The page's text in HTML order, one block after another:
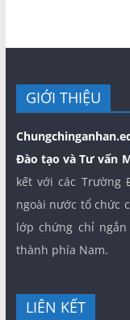
GIỚI THIỆU
Đào tạo và Tư vấn
kết với các Trường
ngoài nước tổ chức
lớp chứng chỉ
thành phía Nam.
LIÊN KẾT